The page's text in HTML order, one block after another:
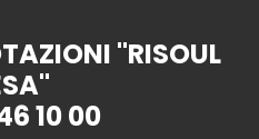
"RISOUL
10 00